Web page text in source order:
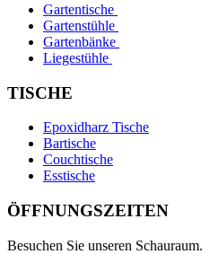
Gartentische
Gartenstühle
Gartenbänke
Liegestühle
TISCHE
Epoxidharz Tische
Bartische
Couchtische
Esstische
ÖFFNUNGSZEITEN
Besuchen Sie unseren Schauraum.